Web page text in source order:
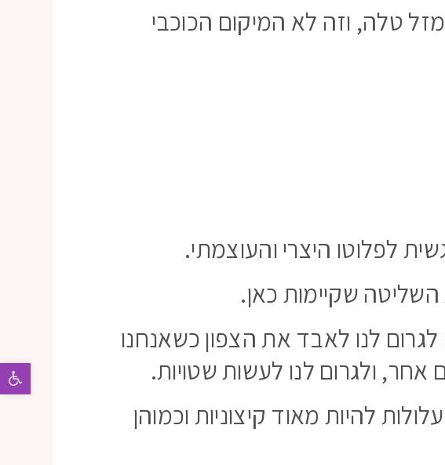
טלה, וזה לא המיקום הכוכבי
לפלוטו היצרי והעוצמתי.
השליטה שקיימות כאן.
לגרום לנו לאבד את הצפון כשאנחנו
אחר, ולגרום לנו לעשות שטויות.
להיות מאוד קיצוניות וכמוהן